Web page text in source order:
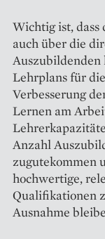
Wichtig ist, dass
auch über die
Auszubildenden
Lehrplans für
Verbesserung
Lernen am
Anzahl
zugutekommen
hochwertige,
Qualifikationen
Ausnahme